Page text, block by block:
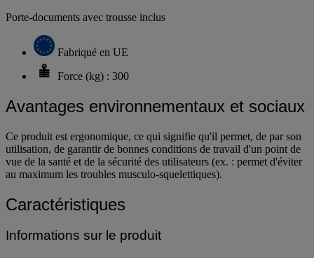
Porte-documents avec trousse inclus
Fabriqué en UE
Force (kg) : 300
Avantages environnementaux et sociaux
Ce produit est ergonomique, ce qui signifie qu'il permet, de par son
utilisation, de garantir de bonnes conditions de travail d'un point de
vue de la santé et de la sécurité des utilisateurs (ex. : permet d'éviter
au maximum les troubles musculo-squelettiques).
Caractéristiques
Informations sur le produit